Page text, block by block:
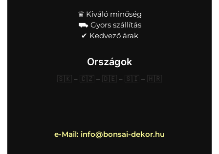
♛ Kiváló minőség
⛟ Gyors szállítás
✔︎ Kedvező árak
Országok
🇸🇰 – 🇨🇿 – 🇩🇪 – 🇸🇮 – 🇭🇷
e-Mail: info@bonsai-dekor.hu